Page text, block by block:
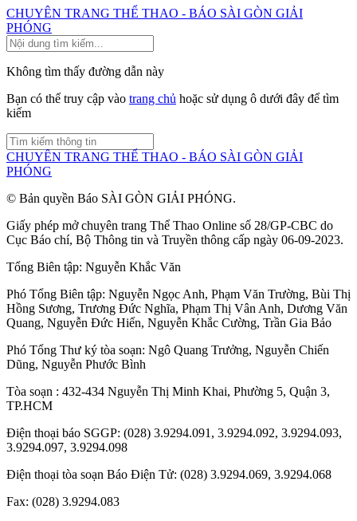
CHUYÊN TRANG THỂ THAO - BÁO SÀI GÒN GIẢI
PHÓNG
Không tìm thấy đường dẫn này
Bạn có thể truy cập vào trang chủ hoặc sử dụng ô dưới đây để tìm
kiếm
CHUYÊN TRANG THỂ THAO - BÁO SÀI GÒN GIẢI
PHÓNG
© Bản quyền Báo SÀI GÒN GIẢI PHÓNG.
Giấy phép mở chuyên trang Thể Thao Online số 28/GP-CBC do
Cục Báo chí, Bộ Thông tin và Truyền thông cấp ngày 06-09-2023.
Tổng Biên tập: Nguyễn Khắc Văn
Phó Tổng Biên tập: Nguyễn Ngọc Anh, Phạm Văn Trường, Bùi Thị
Hồng Sương, Trương Đức Nghĩa, Phạm Thị Vân Anh, Dương Văn
Quang, Nguyễn Đức Hiển, Nguyễn Khắc Cường, Trần Gia Bảo
Phó Tổng Thư ký tòa soạn: Ngô Quang Trưởng, Nguyễn Chiến
Dũng, Nguyễn Phước Bình
Tòa soạn : 432-434 Nguyễn Thị Minh Khai, Phường 5, Quận 3,
TP.HCM
Điện thoại báo SGGP: (028) 3.9294.091, 3.9294.092, 3.9294.093,
3.9294.097, 3.9294.098
Điện thoại tòa soạn Báo Điện Tử: (028) 3.9294.069, 3.9294.068
Fax: (028) 3.9294.083